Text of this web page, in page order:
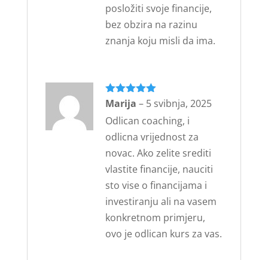
posložiti svoje financije,
bez obzira na razinu
znanja koju misli da ima.
Ocijenjeno 5
Marija – 5 svibnja, 2025
Odlican coaching, i
odlicna vrijednost za
novac. Ako zelite srediti
vlastite financije, nauciti
sto vise o financijama i
investiranju ali na vasem
konkretnom primjeru,
ovo je odlican kurs za vas.